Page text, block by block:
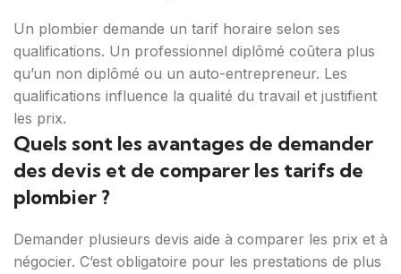
Un plombier demande un tarif horaire selon ses
qualifications. Un professionnel diplômé coûtera plus
qu’un non diplômé ou un auto-entrepreneur. Les
qualifications influence la qualité du travail et justifient
les prix.
Quels sont les avantages de demander
des devis et de comparer les tarifs de
plombier ?
Demander plusieurs devis aide à comparer les prix et à
négocier. C’est obligatoire pour les prestations de plus